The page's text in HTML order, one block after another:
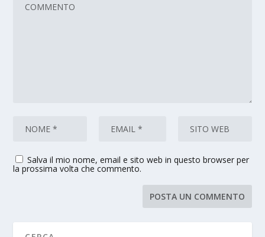
Salva il mio nome, email e sito web in questo browser per
la prossima volta che commento.